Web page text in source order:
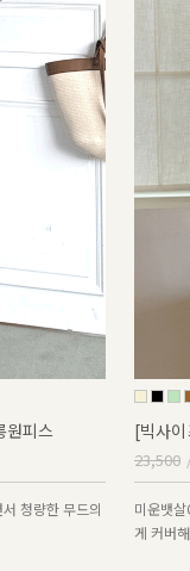
원피스
청량한 무드의
[빅사
23,500
미운뱃
게 커버